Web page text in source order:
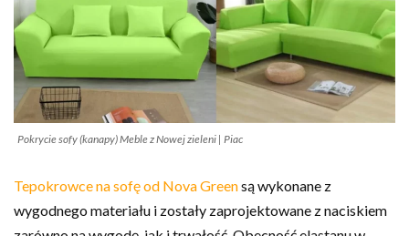
Pokrycie sofy (kanapy) Meble z Nowej zieleni | Piac
Tepokrowce na sofę od Nova Greensą wykonane z
wygodnego materiału i zostały zaprojektowane z naciskiem